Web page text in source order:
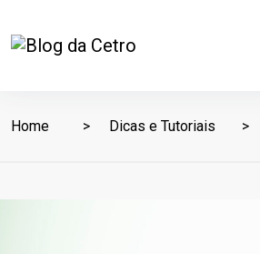
Home Dicas e Tutoriais